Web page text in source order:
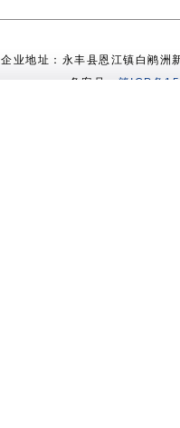
企业地址：永丰县恩江镇白鹇
备案号： 赣ICP备